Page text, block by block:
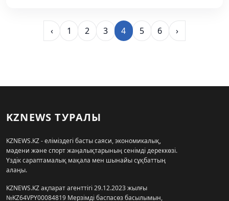
‹ 1 2 3 4 5 6 ›
KZNEWS ТУРАЛЫ
KZNEWS.KZ - еліміздегі басты саяси, экономикалық,
мәдени және спорт жаңалықтарының сенімді дереккөзі.
Үздік сараптамалық мақала мен шынайы сұқбаттың
алаңы.
KZNEWS.KZ ақпарат агенттігі 29.12.2023 жылғы
№KZ64VPY00084819 Мерзімді баспасөз басылымын,